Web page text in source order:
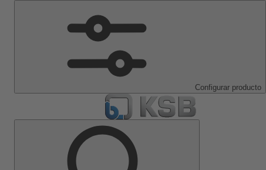
Configurar producto